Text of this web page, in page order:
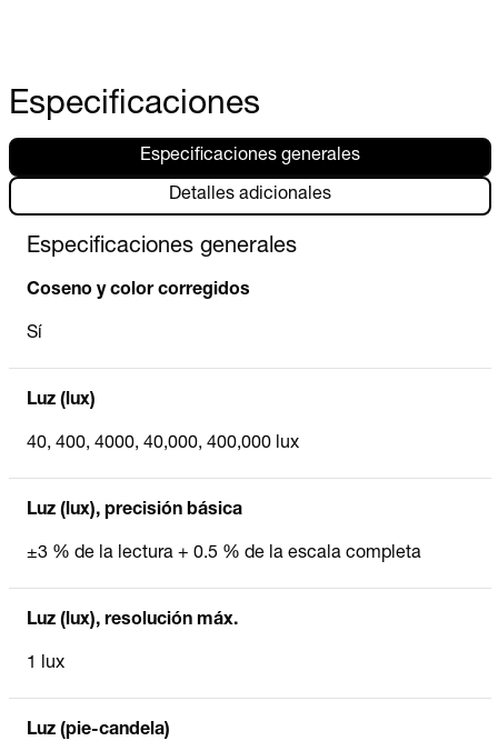
Especificaciones
Especificaciones generales
Detalles adicionales
Especificaciones generales
Coseno y color corregidos
Sí
Luz (lux)
40, 400, 4000, 40,000, 400,000 lux
Luz (lux), precisión básica
±3 % de la lectura + 0.5 % de la escala completa
Luz (lux), resolución máx.
1 lux
Luz (pie-candela)